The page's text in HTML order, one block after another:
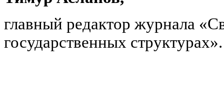
главный редактор журнала
государственных структурах».